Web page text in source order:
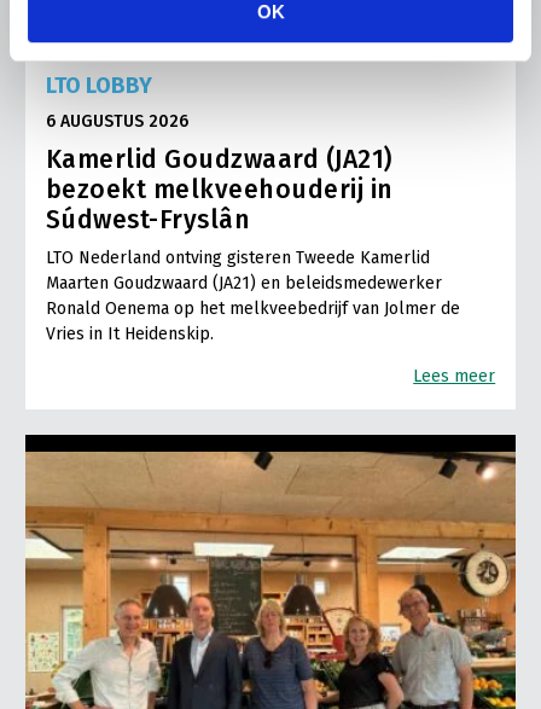
OK
LTO LOBBY
6 AUGUSTUS 2026
Kamerlid Goudzwaard (JA21)
bezoekt melkveehouderij in
Súdwest-Fryslân
LTO Nederland ontving gisteren Tweede Kamerlid
Maarten Goudzwaard (JA21) en beleidsmedewerker
Ronald Oenema op het melkveebedrijf van Jolmer de
Vries in It Heidenskip.
Lees meer